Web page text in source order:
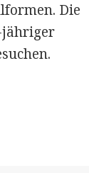
Die
jähriger